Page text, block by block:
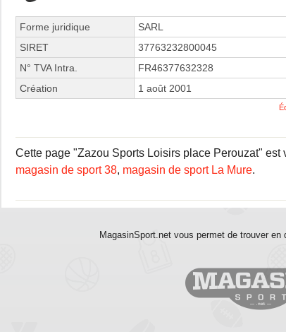
Forme juridique
SARL
SIRET
37763232800045
N° TVA Intra.
FR46377632328
Création
1 août 2001
Cette page "Zazou Sports Loisirs place Perouzat" est
magasin de sport 38, magasin de sport La Mure.
MagasinSport.net vous permet de trouver